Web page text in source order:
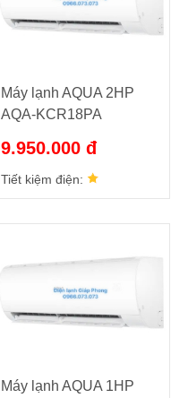
Máy lạnh AQUA 2HP
AQA-KCR18PA
9.950.000 đ
Tiết kiệm điện:
Máy lạnh AQUA 1HP